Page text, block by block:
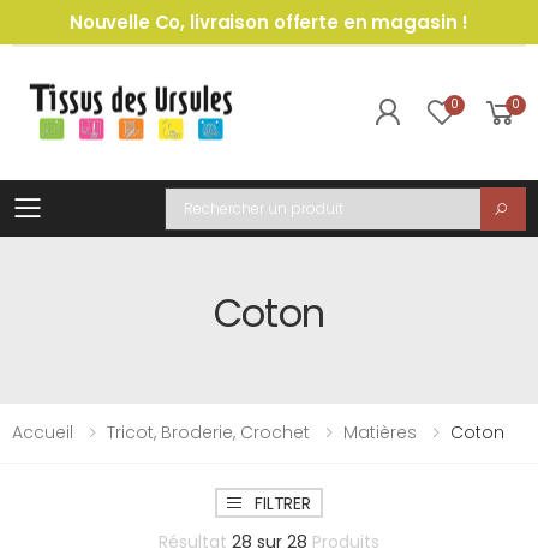
Nouvelle Co, livraison offerte en magasin !
0 0
Toggle mobile menu
Recherche
Coton
Accueil Tricot, Broderie, Crochet Matières Coton
FILTRER
Résultat 28 sur 28 Produits